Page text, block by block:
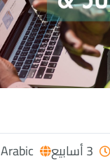
3 أسابيع Arabic